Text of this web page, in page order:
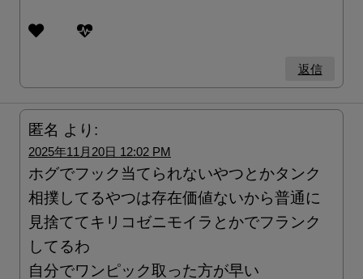
返信
匿名 より:
2025年11月20日 12:02 PM
ホグでフック当てられないやつとかタンク
相撲してるやつは存在価値ないから普通に
見捨ててキリコゼニモイラとかでフランク
してるわ
自分でワンピック取った方が早い